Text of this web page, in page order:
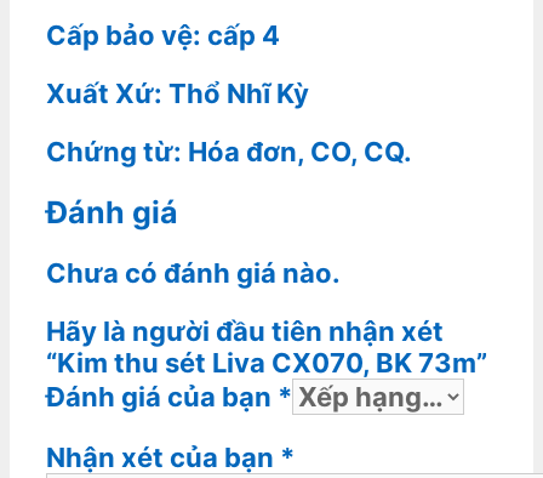
Cấp bảo vệ: cấp 4
Xuất Xứ: Thổ Nhĩ Kỳ
Chứng từ: Hóa đơn, CO, CQ.
Đánh giá
Chưa có đánh giá nào.
Hãy là người đầu tiên nhận xét
“Kim thu sét Liva CX070, BK 73m”
Đánh giá của bạn *
Nhận xét của bạn *